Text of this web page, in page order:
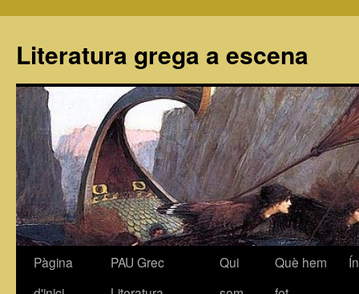
Literatura grega a escena
Vés
Pàgina
PAU Grec
Qui
Què hem